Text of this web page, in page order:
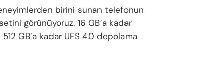
birini sunan telefonun
görünüyoruz. 16 GB’a kadar
GB’a kadar UFS 4.0 depolama